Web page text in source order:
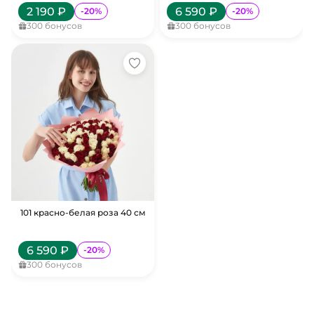
2 190 ₽ -20%
300 бонусов
6 590 ₽ -20%
300 бонусов
101 красно-белая роза 40 см
6 590 ₽ -20%
300 бонусов